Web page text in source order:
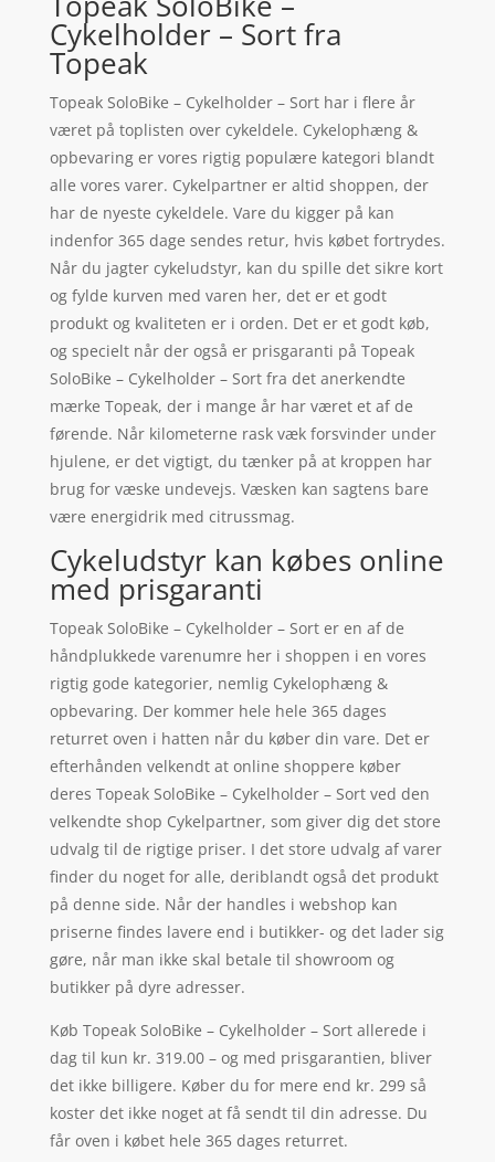
Cykelholder – Sort fra
Topeak
Topeak SoloBike – Cykelholder – Sort har i flere år
været på toplisten over cykeldele. Cykelophæng &
opbevaring er vores rigtig populære kategori blandt
alle vores varer. Cykelpartner er altid shoppen, der
har de nyeste cykeldele. Vare du kigger på kan
indenfor 365 dage sendes retur, hvis købet fortrydes.
Når du jagter cykeludstyr, kan du spille det sikre kort
og fylde kurven med varen her, det er et godt
produkt og kvaliteten er i orden. Det er et godt køb,
og specielt når der også er prisgaranti på Topeak
SoloBike – Cykelholder – Sort fra det anerkendte
mærke Topeak, der i mange år har været et af de
førende. Når kilometerne rask væk forsvinder under
hjulene, er det vigtigt, du tænker på at kroppen har
brug for væske undevejs. Væsken kan sagtens bare
være energidrik med citrussmag.
Cykeludstyr kan købes online
med prisgaranti
Topeak SoloBike – Cykelholder – Sort er en af de
håndplukkede varenumre her i shoppen i en vores
rigtig gode kategorier, nemlig Cykelophæng &
opbevaring. Der kommer hele hele 365 dages
returret oven i hatten når du køber din vare. Det er
efterhånden velkendt at online shoppere køber
deres Topeak SoloBike – Cykelholder – Sort ved den
velkendte shop Cykelpartner, som giver dig det store
udvalg til de rigtige priser. I det store udvalg af varer
finder du noget for alle, deriblandt også det produkt
på denne side. Når der handles i webshop kan
priserne findes lavere end i butikker- og det lader sig
gøre, når man ikke skal betale til showroom og
butikker på dyre adresser.
Køb Topeak SoloBike – Cykelholder – Sort allerede i
dag til kun kr. 319.00 – og med prisgarantien, bliver
det ikke billigere. Køber du for mere end kr. 299 så
koster det ikke noget at få sendt til din adresse. Du
får oven i købet hele 365 dages returret.